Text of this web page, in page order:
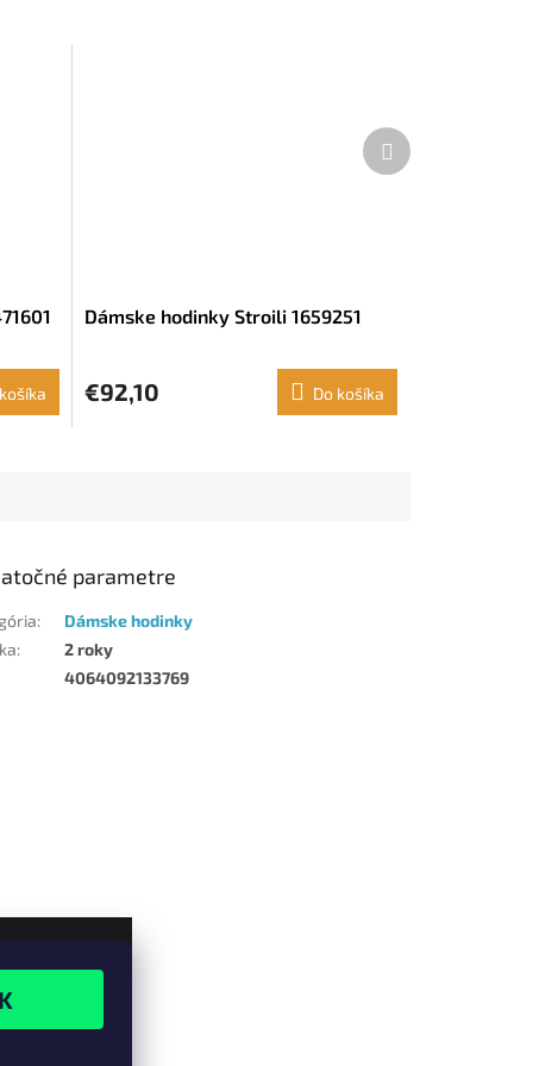
Dámske hodinky Stroili 1659251
€92,10 Do košíka
Ďalší
produkt
parametre
:
Dámske hodinky
:
2 roky
4064092133769